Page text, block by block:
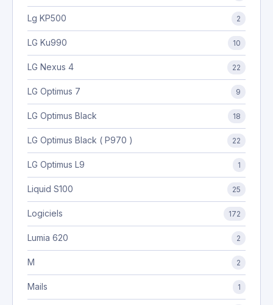
Lg KP500 2
LG Ku990 10
LG Nexus 4 22
LG Optimus 7 9
LG Optimus Black 18
LG Optimus Black ( P970 ) 22
LG Optimus L9 1
Liquid S100 25
Logiciels 172
Lumia 620 2
M 2
Mails 1